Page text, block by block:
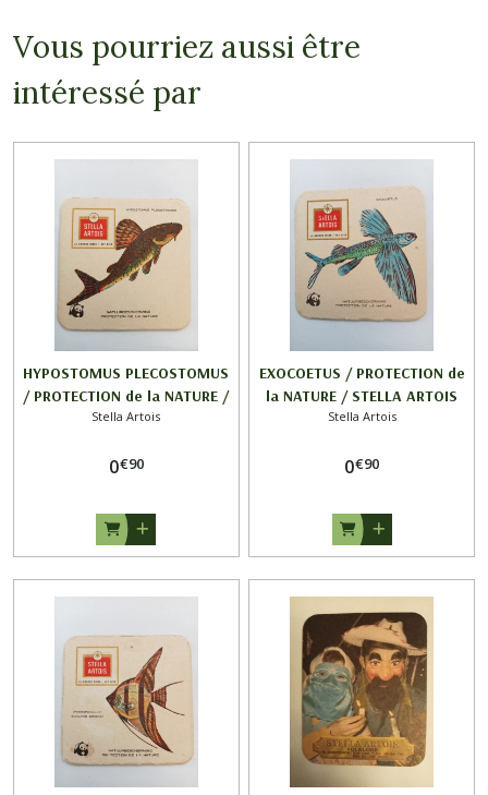
Vous pourriez aussi être
intéressé par
HYPOSTOMUS PLECOSTOMUS
/ PROTECTION de la NATURE /
STELLA ARTOIS
Stella Artois
0€90
EXOCOETUS / PROTECTION de
la NATURE / STELLA ARTOIS
Stella Artois
0€90